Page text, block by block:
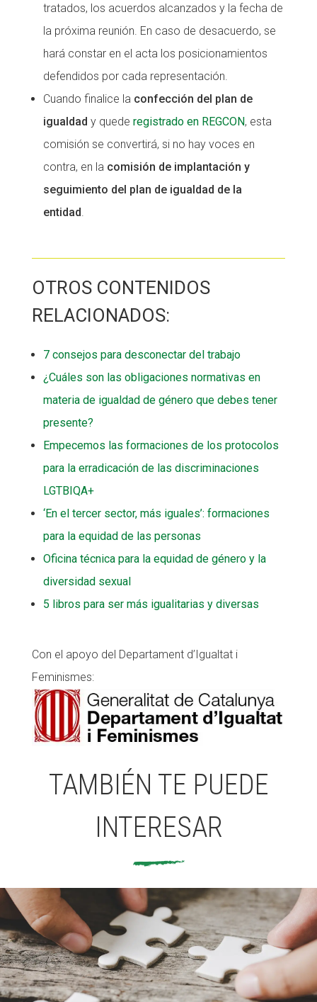
tratados, los acuerdos alcanzados y la fecha de
la próxima reunión. En caso de desacuerdo, se
hará constar en el acta los posicionamientos
defendidos por cada representación.
Cuando finalice la confección del plan de
igualdad y quede registrado en REGCON, esta
comisión se convertirá, si no hay voces en
contra, en la comisión de implantación y
seguimiento del plan de igualdad de la
entidad.
OTROS CONTENIDOS
RELACIONADOS:
7 consejos para desconectar del trabajo
¿Cuáles son las obligaciones normativas en
materia de igualdad de género que debes tener
presente?
Empecemos las formaciones de los protocolos
para la erradicación de las discriminaciones
LGTBIQA+
‘En el tercer sector, más iguales’: formaciones
para la equidad de las personas
Oficina técnica para la equidad de género y la
diversidad sexual
5 libros para ser más igualitarias y diversas
Con el apoyo del Departament d’Igualtat i
Feminismes:
TAMBIÉN TE PUEDE
INTERESAR